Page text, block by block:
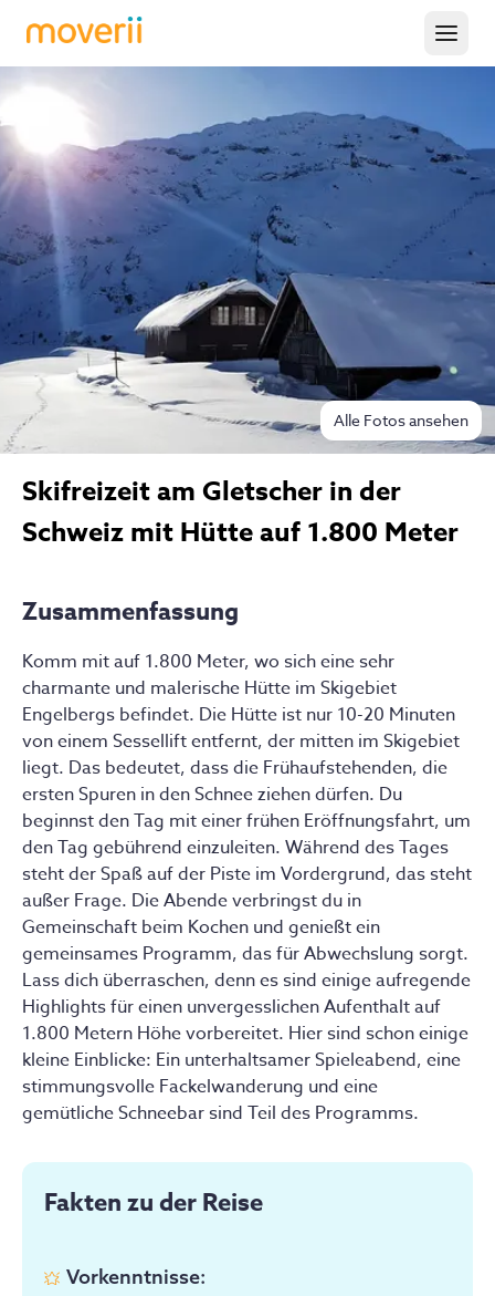
Alle Fotos ansehen
Skifreizeit am Gletscher in der
Schweiz mit Hütte auf 1.800 Meter
Zusammenfassung
Komm mit auf 1.800 Meter, wo sich eine sehr
charmante und malerische Hütte im Skigebiet
Engelbergs befindet. Die Hütte ist nur 10-20 Minuten
von einem Sessellift entfernt, der mitten im Skigebiet
liegt. Das bedeutet, dass die Frühaufstehenden, die
ersten Spuren in den Schnee ziehen dürfen. Du
beginnst den Tag mit einer frühen Eröffnungsfahrt, um
den Tag gebührend einzuleiten. Während des Tages
steht der Spaß auf der Piste im Vordergrund, das steht
außer Frage. Die Abende verbringst du in
Gemeinschaft beim Kochen und genießt ein
gemeinsames Programm, das für Abwechslung sorgt.
Lass dich überraschen, denn es sind einige aufregende
Highlights für einen unvergesslichen Aufenthalt auf
1.800 Metern Höhe vorbereitet. Hier sind schon einige
kleine Einblicke: Ein unterhaltsamer Spieleabend, eine
stimmungsvolle Fackelwanderung und eine
gemütliche Schneebar sind Teil des Programms.
Fakten zu der Reise
Vorkenntnisse: